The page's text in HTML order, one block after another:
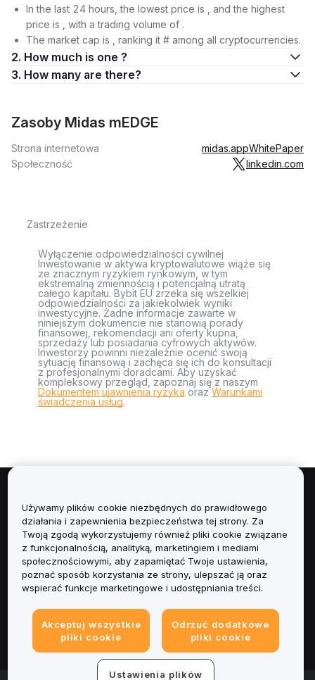
In the last 24 hours, the lowest price is , and the highest
price is , with a trading volume of .
The market cap is , ranking it # among all cryptocurrencies.
2. How much is one ?
3. How many are there?
Zasoby Midas mEDGE
Strona internetowa midas.appWhitePaper
Społeczność
linkedin.com
Zastrzeżenie
Wyłączenie odpowiedzialności cywilnej
Inwestowanie w aktywa kryptowalutowe wiąże się
ze znacznym ryzykiem rynkowym, w tym
ekstremalną zmiennością i potencjalną utratą
całego kapitału. Bybit EU zrzeka się wszelkiej
odpowiedzialności za jakiekolwiek wyniki
inwestycyjne. Żadne informacje zawarte w
niniejszym dokumencie nie stanowią porady
finansowej, rekomendacji ani oferty kupna,
sprzedaży lub posiadania cyfrowych aktywów.
Inwestorzy powinni niezależnie ocenić swoją
sytuację finansową i zachęca się ich do konsultacji
z profesjonalnymi doradcami. Aby uzyskać
kompleksowy przegląd, zapoznaj się z naszym
Dokumentem ujawnienia ryzyka orazWarunkami
świadczenia usług.
Informacje
Usługi
Obsługa Klienta
Informacje prawne
Używamy plików cookie niezbędnych do prawidłowego
działania i zapewnienia bezpieczeństwa tej strony. Za
Twoją zgodą wykorzystujemy również pliki cookie związane
z funkcjonalnością, analityką, marketingiem i mediami
społecznościowymi, aby zapamiętać Twoje ustawienia,
poznać sposób korzystania ze strony, ulepszać ją oraz
wspierać funkcje marketingowe i udostępniania treści.
Akceptuj wszystkie
pliki cookie
Odrzuć dodatkowe
pliki cookie
Ustawienia plików